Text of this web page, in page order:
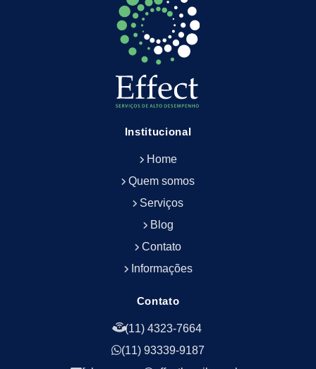
Empresa de Limpeza Predial
Empresa de Limpeza Predial Terceirizada
Empresa de Limpeza de Escritório
Empresa de Limpeza de Fachada
Empresa de Limpeza de Fachadas
Empresa de Limpeza e Conservação Predial
Empresa de Portaria e Controlador de Acesso
Empresa de Portaria e Limpeza
Empresa de Serviços Terceirizados
Empresa de Terceirização de Portaria
Empresa de Terceirização de Serviços de
Empresa de Terceirização de Serviços de
Empresa de Zeladoria e Portaria
Empresas Terceirizadas Recepção
Institucional
Home
Quem somos
Serviços
Blog
Contato
Informações
Contato
(11) 4323-7664
(11) 93339-9187